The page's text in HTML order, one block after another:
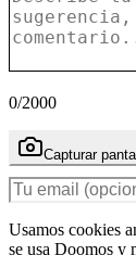
0/2000
Capturar
Usamos cookies
se usa Doomos y